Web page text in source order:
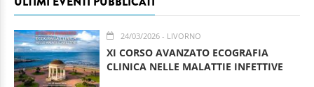
24/03/2026 - LIVORNO
XI CORSO AVANZATO ECOGRAFIA
CLINICA NELLE MALATTIE INFETTIVE